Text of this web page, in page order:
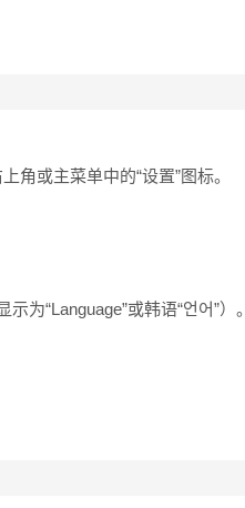
角或主菜单中的“设置”图标。
为“Language”或韩语“언어”）。